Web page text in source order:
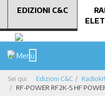
EDIZIONI C&C
Menù
Sei qui: Edizioni C&C
RF-POWER RF2K-S HF